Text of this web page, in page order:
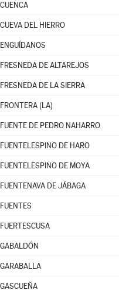
CUENCA
CUEVA DEL HIERRO
ENGUÍDANOS
FRESNEDA DE ALTAREJOS
FRESNEDA DE LA SIERRA
FRONTERA (LA)
FUENTE DE PEDRO NAHARRO
FUENTELESPINO DE HARO
FUENTELESPINO DE MOYA
FUENTENAVA DE JÁBAGA
FUENTES
FUERTESCUSA
GABALDÓN
GARABALLA
GASCUEÑA